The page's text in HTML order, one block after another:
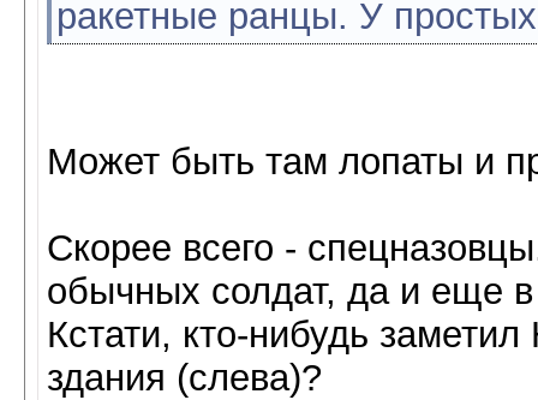
ракетные ранцы. У
Может быть там лопаты и
Скорее всего -
обычных солдат, да и еще в
Кстати, кто-нибудь
здания (слева)?